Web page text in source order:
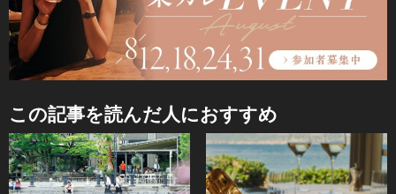
この記事を読んだ人におすすめ